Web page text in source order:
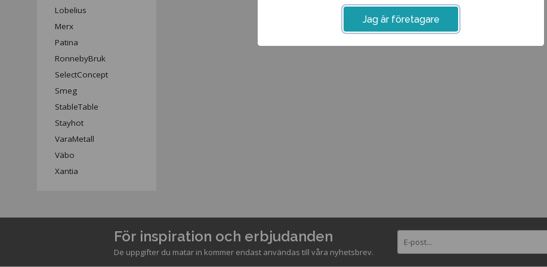
Lobelius
Merx
Patina
RonnebyBruk
SelectConcept
Smeg
StableTable
Stayhot
VaraMetall
Väbo
Xantia
För inspiration och erbjudanden
De uppgifter du matar in kommer endast användas till våra nyhetsbrev.
Jag är företagare